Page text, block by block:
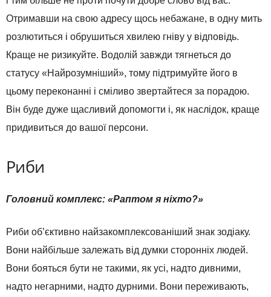
Отримавши на свою адресу щось небажане, в одну мить
розлютиться і обрушиться хвилею гніву у відповідь.
Краще не ризикуйте. Водолій завжди тягнеться до
статусу «Найрозумніший», тому підтримуйте його в
цьому переконанні і сміливо звертайтеся за порадою.
Він буде дуже щасливий допомогти і, як наслідок, краще
придивиться до вашої персони.
Риби
Головний комплекс: «Раптом я ніхто?»
Риби об’єктивно найзакомплексованіший знак зодіаку.
Вони найбільше залежать від думки сторонніх людей.
Вони бояться бути не такими, як усі, надто дивними,
надто негарними, надто дурними. Вони переживають,